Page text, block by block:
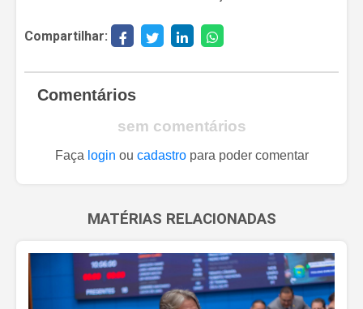
Compartilhar:
Comentários
sem comentários
Faça login ou cadastropara poder comentar
MATÉRIAS RELACIONADAS